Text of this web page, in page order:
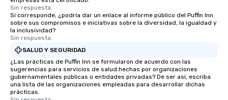
Sin respuesta.
Si corresponde, ¿podría dar un enlace al informe público del Puffin Inn
sobre sus compromisos e iniciativas sobre la diversidad, la igualdad y
la inclusividad?
Sin respuesta.
SALUD Y SEGURIDAD
¿Las prácticas de Puffin Inn se formularon de acuerdo con las
sugerencias para servicios de salud hechas por organizaciones
gubernamentales públicas o entidades privadas? De ser así, escriba
una lista de las organizaciones empleadas para desarrollar dichas
prácticas.